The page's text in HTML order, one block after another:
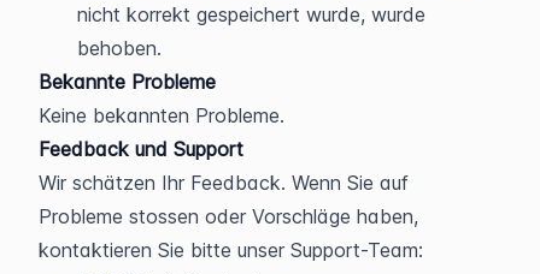
nicht korrekt gespeichert wurde, wurde
behoben.
Bekannte Probleme
Keine bekannten Probleme.
Feedback und Support
Wir schätzen Ihr Feedback. Wenn Sie auf
Probleme stossen oder Vorschläge haben,
kontaktieren Sie bitte unser Support-Team: